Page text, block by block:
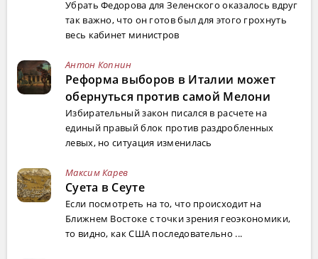
Убрать Федорова для Зеленского оказалось вдруг
так важно, что он готов был для этого грохнуть
весь кабинет министров
Антон Копнин
Реформа выборов в Италии может
обернуться против самой Мелони
Избирательный закон писался в расчете на
единый правый блок против раздробленных
левых, но ситуация изменилась
Максим Карев
Суета в Сеуте
Если посмотреть на то, что происходит на
Ближнем Востоке с точки зрения геоэкономики,
то видно, как США последовательно ...